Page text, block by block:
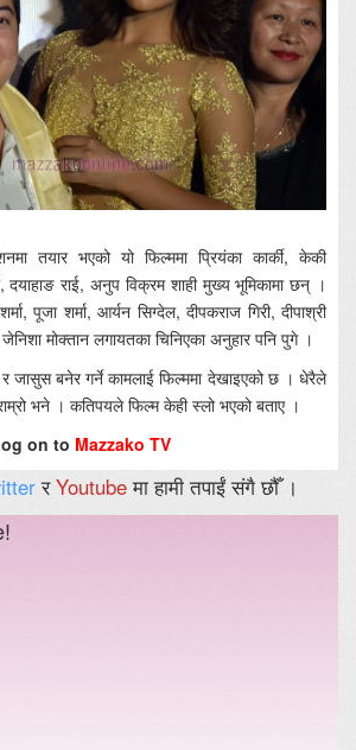
तयार भएको यो फिल्ममा प्रियंका कार्की, केकी
दयाहाङ राई, अनुप विक्रम शाही मुख्य भूमिकामा छन् ।
पूजा शर्मा, आर्यन सिग्देल, दीपकराज गिरी, दीपाश्री
जेनिशा मोक्तान लगायतका चिनिएका अनुहार पनि पुगे ।
जासुस बनेर गर्ने कामलाई फिल्ममा देखाइएको छ । धेरैले
भने । कतिपयले फिल्म केही स्लो भएको बताए ।
on to Mazzako TV
रYoutubeमा हामी तपाईं संगै छौँ ।